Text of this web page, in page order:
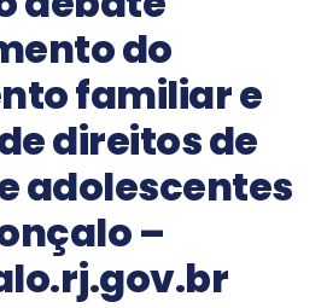
na segunda-feira
Internacional
e 12 de agosto –
Internacional de
do
familiar e
direitos de
adolescentes
–